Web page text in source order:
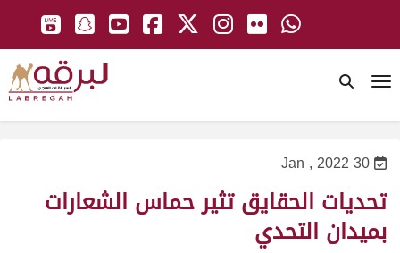
30 Jan , 2022
تحديات الحقايق تثير حماس الشعارات
بميدان التحدي